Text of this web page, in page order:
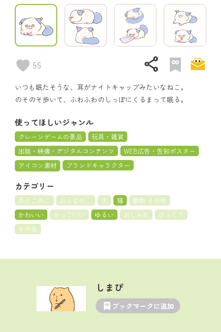
55 share
いつも眠たそうな、耳がナイトキャップみたいなねこ。
のそのそ歩いて、ふわふわのしっぽにくるまって眠る。
使ってほしいジャンル
クレーンゲームの景品
玩具・雑貨
出版・映像・デジタルコンテンツ
WEB広告・告知ポスター
アイコン素材
ブランドキャラクター
カテゴリー
おとこのこ おんなのこ 犬 猫
動物 その他
かわいい
かっこいい ゆるい おしゃれ
びっくり
その他
しまぴ
ブックマークに追加